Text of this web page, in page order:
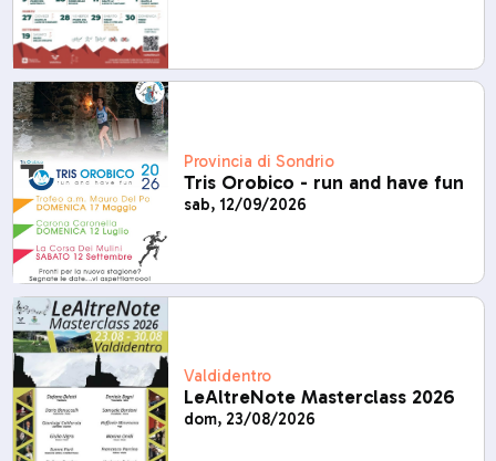
Provincia di Sondrio
Tris Orobico - run and have fun
sab, 12/09/2026
Valdidentro
LeAltreNote Masterclass 2026
dom, 23/08/2026